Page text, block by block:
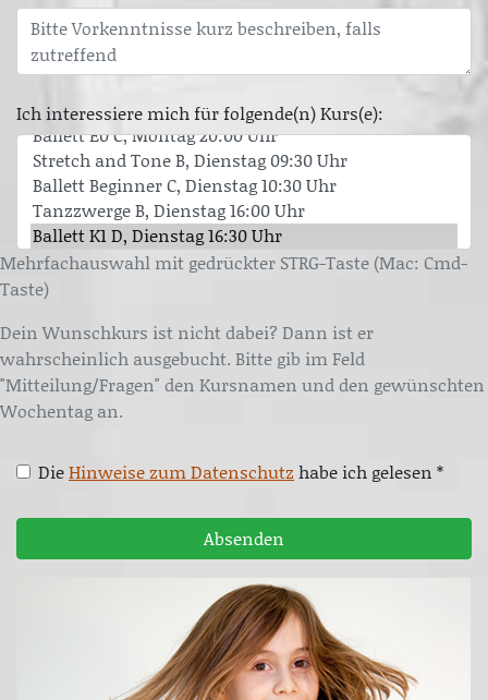
Ich interessiere mich für folgende(n) Kurs(e):
Mehrfachauswahl mit gedrückter STRG-Taste (Mac: Cmd-
Taste)
Dein Wunschkurs ist nicht dabei? Dann ist er
wahrscheinlich ausgebucht. Bitte gib im Feld
"Mitteilung/Fragen" den Kursnamen und den gewünschten
Wochentag an.
DieHinweise zum Datenschutz habe ich gelesen *